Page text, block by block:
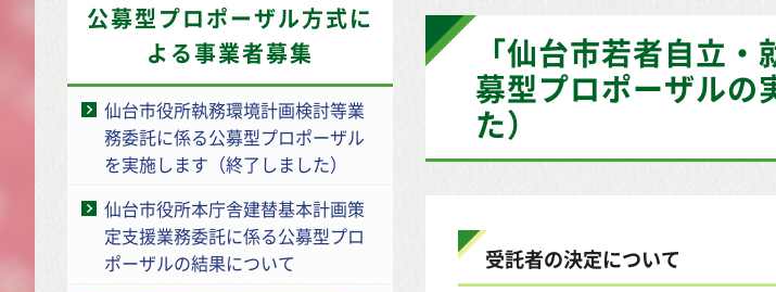
公募型プロポーザル方式に
よる事業者募集
仙台市役所執務環境計画検討等業
務委託に係る公募型プロポーザル
を実施します（終了しました）
仙台市役所本庁舎建替基本計画策
定支援業務委託に係る公募型プロ
ポーザルの結果について
「仙台市若者自立
募型プロポーザルの
た）
受託者の決定について